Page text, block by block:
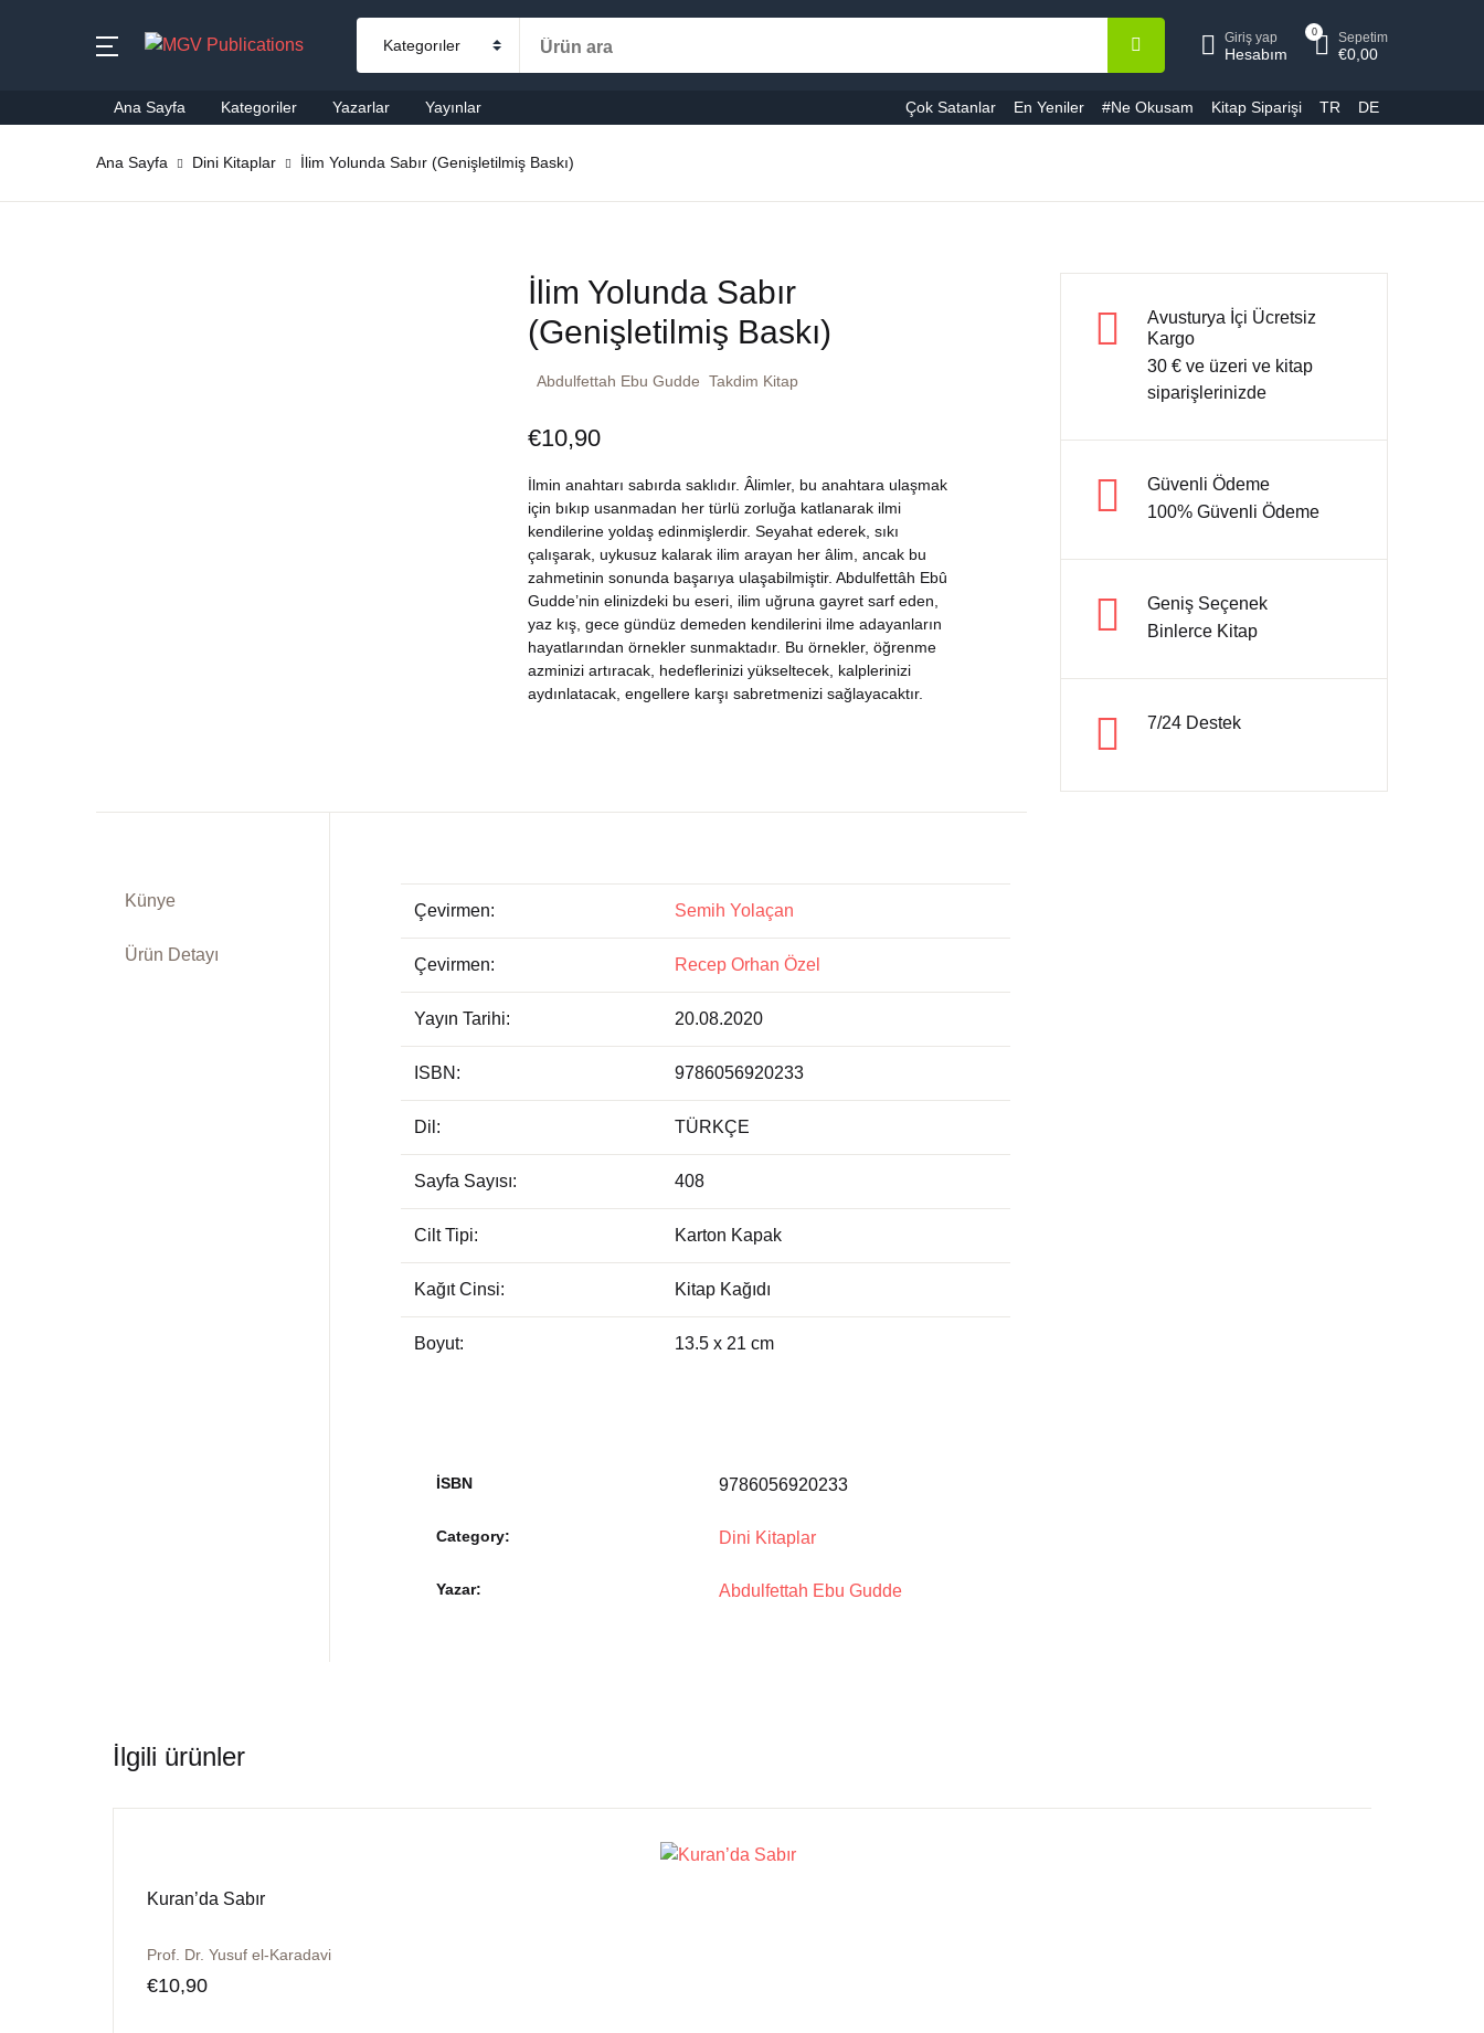
Giriş yap
Hesabım
0 Sepetim
€0,00
Ana Sayfa Kategoriler Yazarlar Yayınlar Çok Satanlar En Yeniler #Ne Okusam Kitap Siparişi TR DE
Başvuru – Kaynak
Bestseller
Dünya Klasikleri
Edebiyat
Felsefe
Fransızca
Kişisel Gelişim
Kapat
Kapat
Ana Sayfa Dini Kitaplar İlim Yolunda Sabır (Genişletilmiş Baskı)
İlim Yolunda Sabır
(Genişletilmiş Baskı)
Abdulfettah Ebu Gudde Takdim Kitap
€10,90
İlmin anahtarı sabırda saklıdır. Âlimler, bu anahtara ulaşmak
için bıkıp usanmadan her türlü zorluğa katlanarak ilmi
kendilerine yoldaş edinmişlerdir. Seyahat ederek, sıkı
çalışarak, uykusuz kalarak ilim arayan her âlim, ancak bu
zahmetinin sonunda başarıya ulaşabilmiştir. Abdulfettâh Ebû
Gudde’nin elinizdeki bu eseri, ilim uğruna gayret sarf eden,
yaz kış, gece gündüz demeden kendilerini ilme adayanların
hayatlarından örnekler sunmaktadır. Bu örnekler, öğrenme
azminizi artıracak, hedeflerinizi yükseltecek, kalplerinizi
aydınlatacak, engellere karşı sabretmenizi sağlayacaktır.
Künye
Ürün Detayı
Çevirmen: Semih Yolaçan
Çevirmen: Recep Orhan Özel
Yayın Tarihi: 20.08.2020
ISBN: 9786056920233
Dil: TÜRKÇE
Sayfa Sayısı: 408
Cilt Tipi: Karton Kapak
Kağıt Cinsi: Kitap Kağıdı
Boyut: 13.5 x 21 cm
İSBN 9786056920233
Category: Dini Kitaplar
Yazar Abdulfettah Ebu Gudde
Avusturya İçi Ücretsiz
Kargo
30 € ve üzeri ve kitap
siparişlerinizde
Güvenli Ödeme
100% Güvenli Ödeme
Geniş Seçenek
Binlerce Kitap
7/24 Destek
İlgili ürünler
Kuran’da Sabır
Prof. Dr. Yusuf el-Karadavi
€10,90